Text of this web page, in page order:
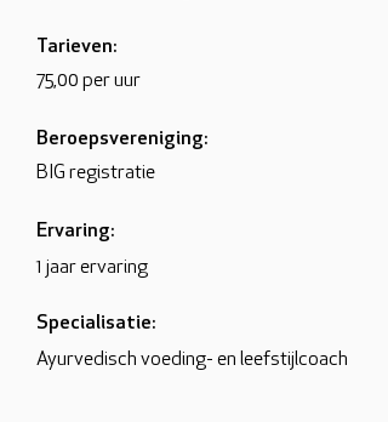
Tarieven:
75,00 per uur
Beroepsvereniging:
BIG registratie
Ervaring:
1 jaar ervaring
Specialisatie:
Ayurvedisch voeding- en leefstijlcoach